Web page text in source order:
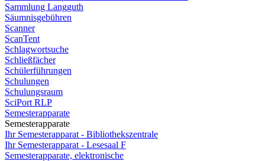
Sammlung Langguth
Säumnisgebühren
Scanner
ScanTent
Schlagwortsuche
Schließfächer
Schülerführungen
Schulungen
Schulungsraum
SciPort RLP
Semesterapparate
Semesterapparate
Ihr Semesterapparat - Bibliothekszentrale
Ihr Semesterapparat - Lesesaal F
Semesterapparate, elektronische